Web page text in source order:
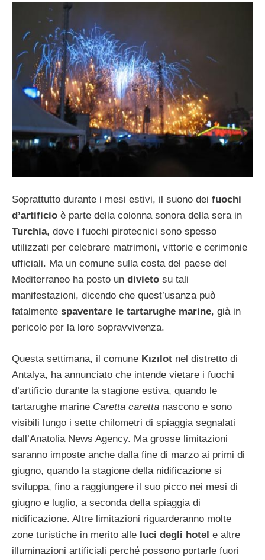
Soprattutto durante i mesi estivi, il suono dei fuochi
d’artificio è parte della colonna sonora della sera in
Turchia, dove i fuochi pirotecnici sono spesso
utilizzati per celebrare matrimoni, vittorie e cerimonie
ufficiali. Ma un comune sulla costa del paese del
Mediterraneo ha posto un divieto su tali
manifestazioni, dicendo che quest’usanza può
fatalmente spaventare le tartarughe marine, già in
pericolo per la loro sopravvivenza.
Questa settimana, il comune Kızılot nel distretto di
Antalya, ha annunciato che intende vietare i fuochi
d’artificio durante la stagione estiva, quando le
tartarughe marine Caretta caretta nascono e sono
visibili lungo i sette chilometri di spiaggia segnalati
dall’Anatolia News Agency. Ma grosse limitazioni
saranno imposte anche dalla fine di marzo ai primi di
giugno, quando la stagione della nidificazione si
sviluppa, fino a raggiungere il suo picco nei mesi di
giugno e luglio, a seconda della spiaggia di
nidificazione. Altre limitazioni riguarderanno molte
zone turistiche in merito alle luci degli hotel e altre
illuminazioni artificiali perché possono portarle fuori